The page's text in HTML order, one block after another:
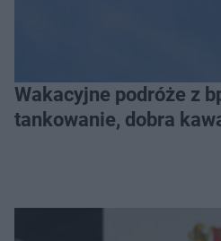
Wakacyjne podróże z
tankowanie, dobra